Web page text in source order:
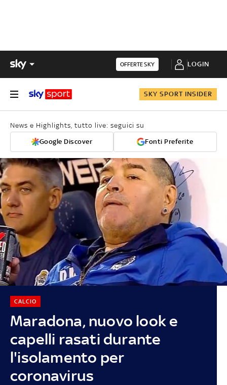
OFFERTE SKY LOGIN
SKY SPORT INSIDER
News e Highlights, tutto live: seguici su
Google Discover Fonti Preferite
Maradona, nuovo look e
capelli rasati durante
l'isolamento per
coronavirus
CALCIO